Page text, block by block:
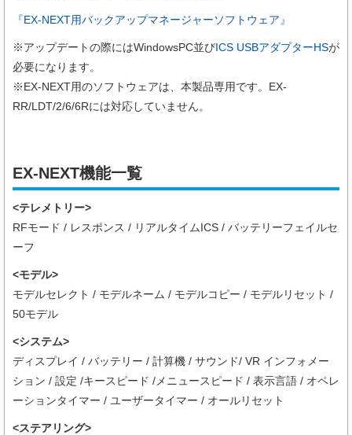
『EX-NEXT用バックアップマネージャーソフトウェア』
※アップデートの際にはWindowsPC並びICS USBアダプターHSが
必要になります。
※EX-NEXT用のソフトウェアは、本製品専用です。EX-
RR/LDT/2/6/6Rには対応していません。
EX-NEXT機能一覧
<テレメトリー>
RFモード / レスポンス / リアルタイムICS / バッテリーフェイルセ
ーフ
<モデル>
モデルセレクト / モデルネーム / モデルコピー / モデルリセット /
50モデル
<システム>
ディスプレイ / バッテリー / 計算機 / サウンド/ VR インフォメー
ション / 設定 /キースピード /メニュースピード / 表示言語 / オペレ
ーションタイマー / ユーザータイマー / オールリセット
<ステアリング>